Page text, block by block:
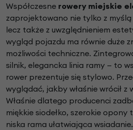
Współczesne rowery miejskie
zaprojektowano nie tylko z
lecz także z uwzględnieniem
wygląd pojazdu ma równie duże
możliwości techniczne.
silnik, elegancka linia ramy — to
rower prezentuje się stylowo.
wyglądać, jakby właśnie wrócił z
Właśnie dlatego producenci
miękkie siodełko, szerokie opony
niska rama ułatwiająca